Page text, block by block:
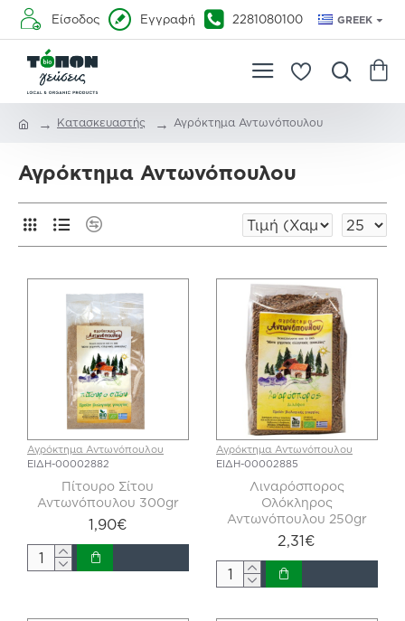
Είσοδος Εγγραφή 2281080100 GREEK
Κατασκευαστής Αγρόκτημα Αντωνόπουλου
Αγρόκτημα Αντωνόπουλου
Αγρόκτημα Αντωνόπουλου
ΕΙΔΗ-00002882
Πίτουρο Σίτου
Αντωνόπουλου 300gr
1,90€
Αγρόκτημα Αντωνόπουλου
ΕΙΔΗ-00002885
Λιναρόσπορος
Ολόκληρος
Αντωνόπουλου 250gr
2,31€